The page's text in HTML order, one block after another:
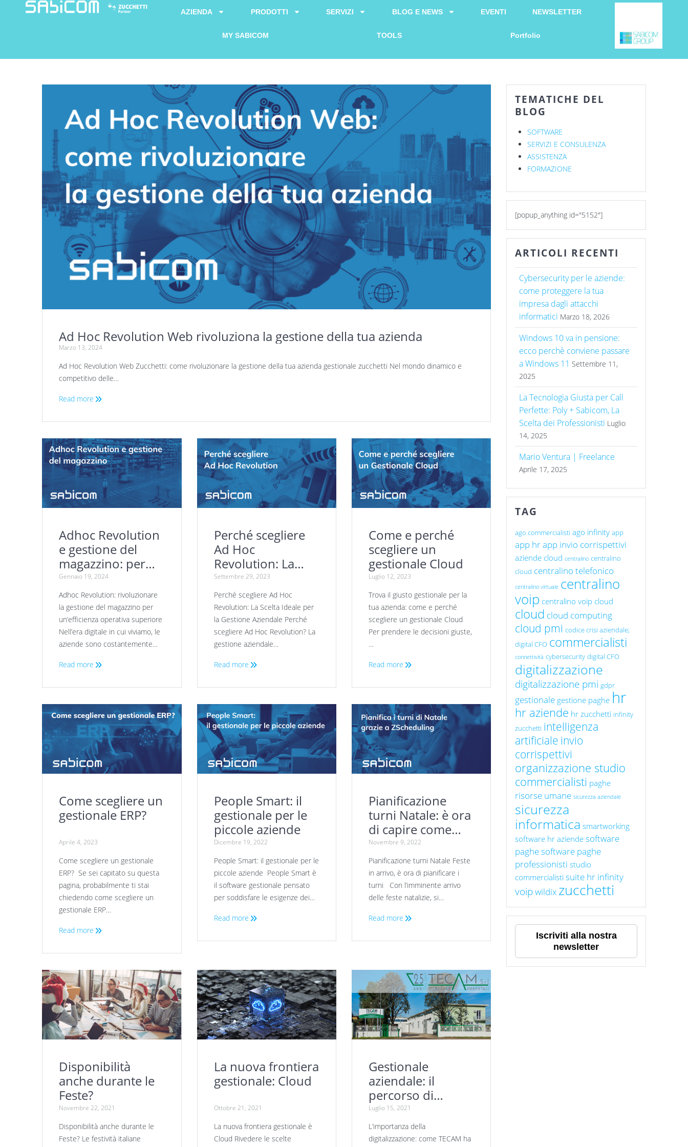
AZIENDA PRODOTTI SERVIZI BLOG E NEWS EVENTI NEWSLETTER
MY SABICOM TOOLS Portfolio
Ad Hoc Revolution Web rivoluziona la gestione della tua azienda
Marzo 13, 2024
Ad Hoc Revolution Web Zucchetti: come rivoluzionare la gestione della tua azienda gestionale zucchetti Nel mondo dinamico e
competitivo delle…
Read more
Adhoc Revolution
e gestione del
magazzino: per
un’efficienza
operativa
superiore
Gennaio 19, 2024
Adhoc Revolution: rivoluzionare
la gestione del magazzino per
un’efficienza operativa superiore
Nell’era digitale in cui viviamo, le
aziende sono costantemente…
Read more
Perché scegliere
Ad Hoc
Revolution: La
Scelta Ideale per la
Gestione
Aziendale
Settembre 29, 2023
Perché scegliere Ad Hoc
Revolution: La Scelta Ideale per
la Gestione Aziendale Perché
scegliere Ad Hoc Revolution? La
gestione aziendale…
Read more
Come e perché
scegliere un
gestionale Cloud
Luglio 12, 2023
Trova il giusto gestionale per la
tua azienda: come e perché
scegliere un gestionale Cloud
Per prendere le decisioni giuste,
…
Read more
Come scegliere un
gestionale ERP?
Aprile 4, 2023
Come scegliere un gestionale
ERP? Se sei capitato su questa
pagina, probabilmente ti stai
chiedendo come scegliere un
gestionale ERP…
Read more
People Smart: il
gestionale per le
piccole aziende
Dicembre 19, 2022
People Smart: il gestionale per le
piccole aziende People Smart è
il software gestionale pensato
per soddisfare le esigenze dei…
Read more
Pianificazione
turni Natale: è ora
di capire come
fare
Novembre 9, 2022
Pianificazione turni Natale Feste
in arrivo, è ora di pianificare i
turni Con l’imminente arrivo
delle feste natalizie, si…
Read more
Disponibilità
anche durante le
Feste?
Novembre 22, 2021
Disponibilità anche durante le
Feste? Le festività italiane
La nuova frontiera
gestionale: Cloud
Ottobre 21, 2021
La nuova frontiera gestionale è
Cloud Rivedere le scelte
Gestionale
aziendale: il
percorso di
digitalizzazione di
TECAM
Luglio 15, 2021
L’importanza della
digitalizzazione: come TECAM ha
TEMATICHE DEL
BLOG
SOFTWARE
SERVIZI E CONSULENZA
ASSISTENZA
FORMAZIONE
[popup_anything id="5152"]
ARTICOLI RECENTI
Cybersecurity per le aziende:
come proteggere la tua
impresa dagli attacchi
informatici Marzo 18, 2026
Windows 10 va in pensione:
ecco perchè conviene passare
a Windows 11 Settembre 11,
2025
La Tecnologia Giusta per Call
Perfette: Poly + Sabicom, La
Scelta dei Professionisti Luglio
14, 2025
Mario Ventura | Freelance
Aprile 17, 2025
TAG
ago commercialisti ago infinity app
app hrapp invio corrispettivi
aziende cloud centralino centralino
cloud centralino telefonico
centralino virtuale centralino
voip centralino voip cloud
cloud cloud computing
cloud pmi codice crisi aziendale;
digital CFO commercialisti
connettività cybersecurity digital CFO
digitalizzazione
digitalizzazione pmi gdpr
gestionale gestione paghe hr
hr aziende hr zucchetti infinity
zucchetti intelligenza
artificiale invio
corrispettivi
organizzazione studio
commercialisti paghe
risorse umane sicurezza aziendale
sicurezza
informatica smartworking
software hr aziende software
paghesoftware paghe
professionisti studio
commercialisti suite hr infinity
voipwildix zucchetti
Iscriviti alla nostra
newsletter